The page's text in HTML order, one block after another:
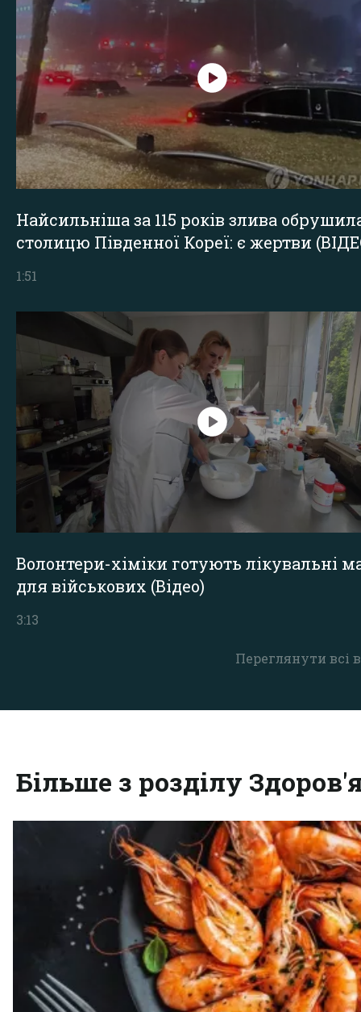
Переглянути всі
Найсильніша за 115 років злива
столицю Південної Кореї: є жертви
1:51
Волонтери-хіміки готують лікувальні
для військових (Відео)
3:13
Більше з розділу